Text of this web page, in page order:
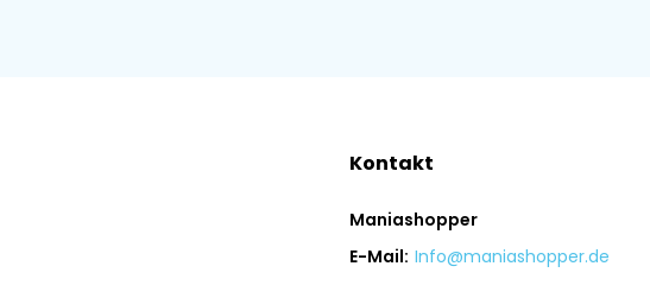
Kontakt
Maniashopper
E-Mail: Info@maniashopper.de